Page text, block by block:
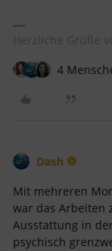
Herzliche Grüße
4
Dash
Mit mehreren
war das Arbeiten
Ausstattung in
psychisch